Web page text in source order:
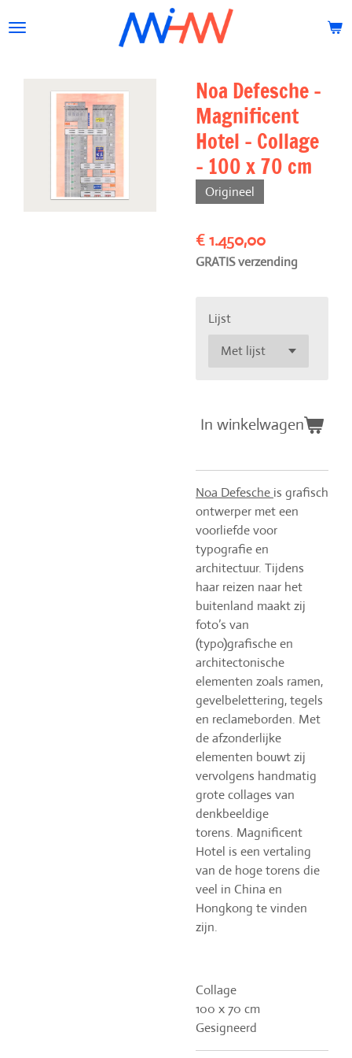
direct
hoofdinhoud
Noa Defesche -
Magnificent
Hotel - Collage
- 100 x 70 cm
Origineel
€ 1.450,00
GRATIS verzending
Lijst
In winkelwagen
Noa Defesche is grafisch
ontwerper met een
voorliefde voor
typografie en
architectuur. Tijdens
haar reizen naar het
buitenland maakt zij
foto’s van
(typo)grafische en
architectonische
elementen zoals ramen,
gevelbelettering, tegels
en reclameborden. Met
de afzonderlijke
elementen bouwt zij
vervolgens handmatig
grote collages van
denkbeeldige
torens. Magnificent
Hotel is een vertaling
van de hoge torens die
veel in China en
Hongkong te vinden
zijn.
Collage
100 x 70 cm
Gesigneerd